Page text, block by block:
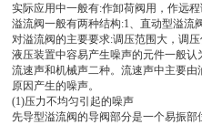
实际应用中一般有:作卸荷阀用，作远
溢流阀一般有两种结构:1、直动型溢流
对溢流阀的主要要求:调压范围大，调
液压装置中容易产生噪声的元件一般
流速声和机械声二种。流速声中主要
原因产生的噪声。
(1)压力不均匀引起的噪声
先导型溢流阀的导阀部分是一个易振